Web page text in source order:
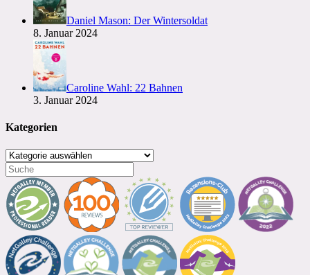
Daniel Mason: Der Wintersoldat
8. Januar 2024
Caroline Wahl: 22 Bahnen
3. Januar 2024
Kategorien
Kategorien